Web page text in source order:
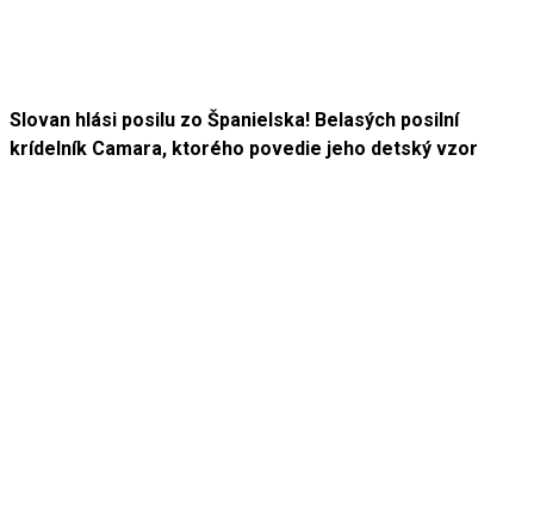
Slovan hlási posilu zo Španielska! Belasých posilní
krídelník Camara, ktorého povedie jeho detský vzor